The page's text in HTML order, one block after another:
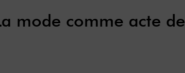
mode comme acte de